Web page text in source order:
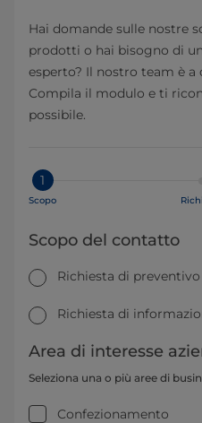
Hai domande sulle nostre
prodotti o hai bisogno di
esperto? Il nostro team è
Compila il modulo e ti
possibile.
1
Scopo
Scopo del contatto
Richiesta di preventivo
Richiesta di
Area di interesse
Seleziona una o più aree di
Confezionamento